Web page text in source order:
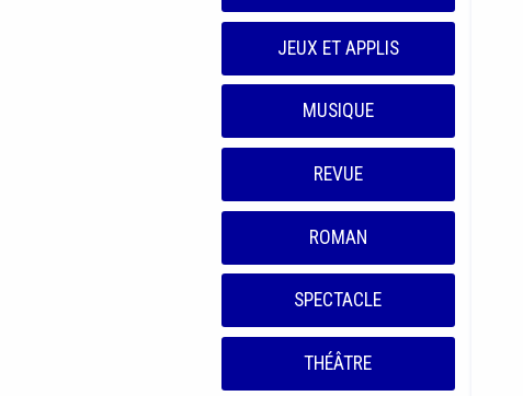
JEUX ET APPLIS
MUSIQUE
REVUE
ROMAN
SPECTACLE
THÉÂTRE